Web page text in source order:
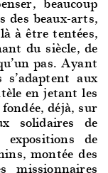
des beaux-arts,
à être tentées,
du siècle, de
pas. Ayant
aux
en jetant les
déjà, sur
solidaires de
expositions de
montée des
missionnaires